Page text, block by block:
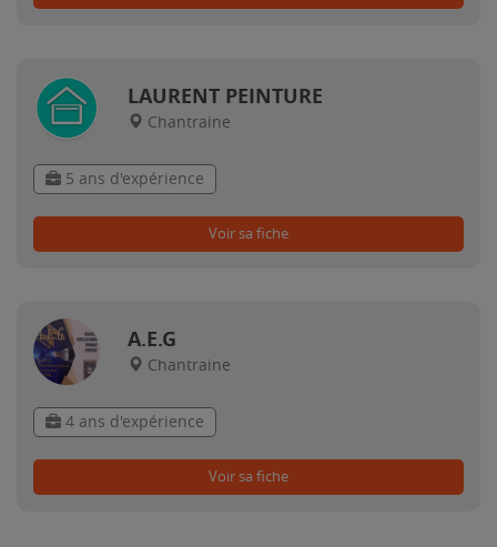
LAURENT PEINTURE
Chantraine
5 ans d'expérience
Voir sa fiche
A.E.G
Chantraine
4 ans d'expérience
Voir sa fiche